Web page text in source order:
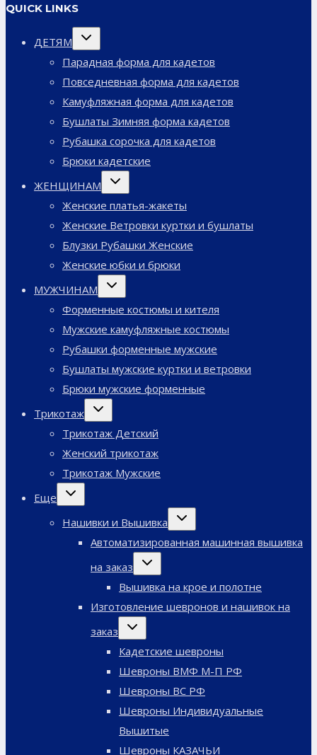
QUICK LINKS
ДЕТЯМ
Переключить
дочернее
Парадная форма для кадетов
Повседневная форма для кадетов
Камуфляжная форма для кадетов
Бушлаты Зимняя форма кадетов
Рубашка сорочка для кадетов
Брюки кадетские
ЖЕНЩИНАМ
Переключить
дочернее
Женские платья-жакеты
Женские Ветровки куртки и бушлаты
Блузки Рубашки Женские
Женские юбки и брюки
МУЖЧИНАМ
Переключить
дочернее
Форменные костюмы и кителя
Мужские камуфляжные костюмы
Рубашки форменные мужские
Бушлаты мужские куртки и ветровки
Брюки мужские форменные
Трикотаж
Переключить
дочернее
Трикотаж Детский
Женский трикотаж
Трикотаж Мужские
Еще
Переключить
дочернее
Нашивки и Вышивка
Переключить
дочернее
Автоматизированная машинная вышивка
на заказ
Переключить
дочернее
Вышивка на крое и полотне
Изготовление шевронов и нашивок на
заказ
Переключить
дочернее
Кадетские шевроны
Шевроны ВМФ М-П РФ
Шевроны ВС РФ
Шевроны Индивидуальные
Вышитые
Шевроны КАЗАЧЬИ